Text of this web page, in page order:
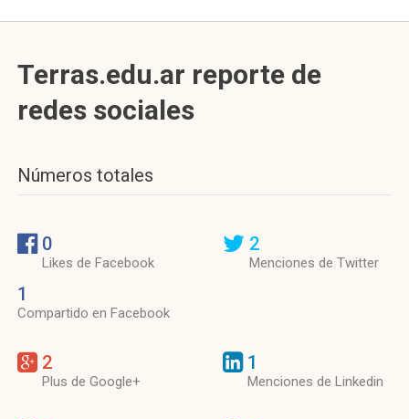
Terras.edu.ar reporte de
redes sociales
Números totales
0
Likes de Facebook
1
Compartido en Facebook
2
Menciones de Twitter
2
Plus de Google+
1
Menciones de Linkedin